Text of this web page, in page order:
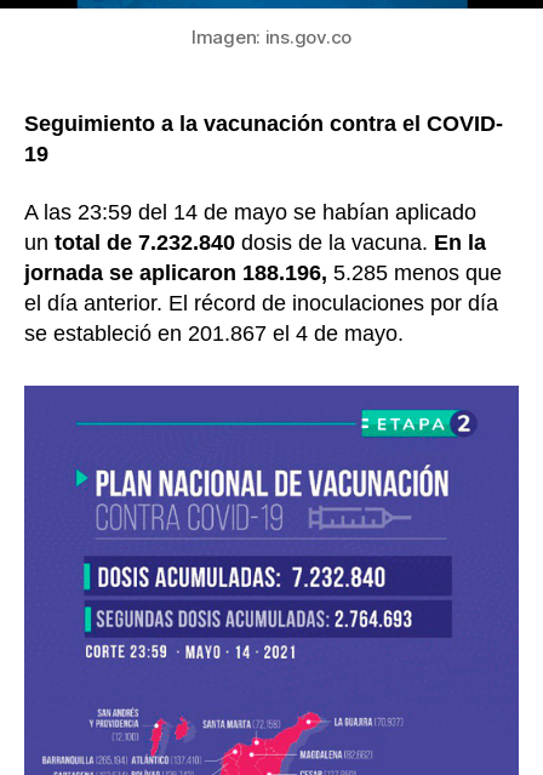
2021
Imagen: ins.gov.co
Seguimiento a la vacunación contra el COVID-
19
A las 23:59 del 14 de mayo se habían aplicado
un total de 7.232.840 dosis de la vacuna. En la
jornada se aplicaron 188.196, 5.285 menos que
el día anterior. El récord de inoculaciones por día
se estableció en 201.867 el 4 de mayo.